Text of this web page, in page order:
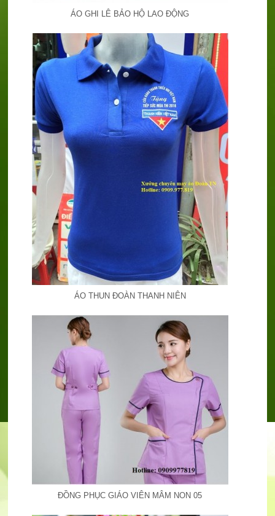
ÁO GHI LÊ BẢO HỘ LAO ĐỘNG
ÁO THUN ĐOÀN THANH NIÊN
ĐỒNG PHỤC GIÁO VIÊN MÂM NON 05